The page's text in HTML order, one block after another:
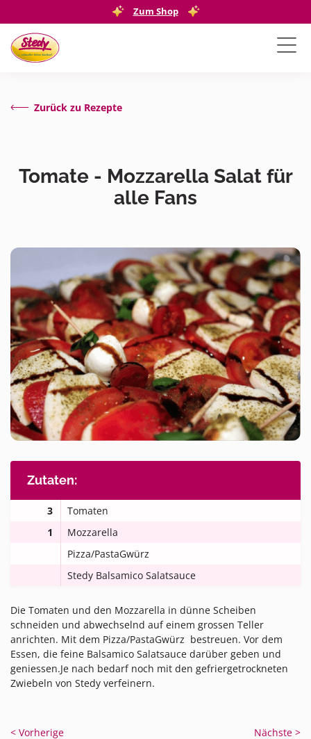
Zum Shop
Zurück zu Rezepte
Tomate - Mozzarella Salat für
alle Fans
Zutaten:
3
Tomaten
1
Mozzarella
Pizza/PastaGwürz
Stedy Balsamico Salatsauce
Die Tomaten und den Mozzarella in dünne Scheiben
schneiden und abwechselnd auf einem grossen Teller
anrichten. Mit dem Pizza/PastaGwürz bestreuen. Vor dem
Essen, die feine Balsamico Salatsauce darüber geben und
geniessen.Je nach bedarf noch mit den gefriergetrockneten
Zwiebeln von Stedy verfeinern.
< Vorherige Nächste >